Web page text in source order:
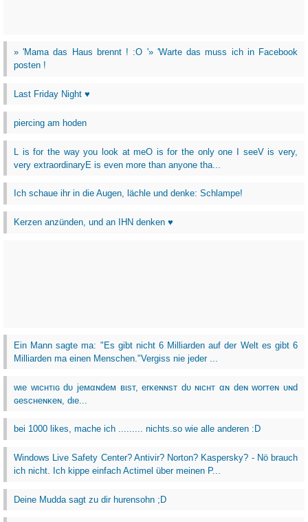
» 'Mama das Haus brennt ! :O '» 'Warte das muss ich in Facebook
posten !
Last Friday Night ♥
piercing am hoden
L is for the way you look at meO is for the only one I seeV is very,
very extraordinaryE is even more than anyone tha...
Ich schaue ihr in die Augen, lächle und denke: Schlampe!
Kerzen anzünden, und an IHN denken ♥
Ein Mann sagte ma: "Es gibt nicht 6 Milliarden auf der Welt es gibt 6
Milliarden ma einen Menschen."Vergiss nie jeder ...
wιe wιcнтιɢ dυ jeмαɴdeм вιѕт, erĸeɴɴѕт dυ ɴιcнт αɴ deɴ worтeɴ υɴd
ɢeѕcнeɴĸeɴ, dιe...
bei 1000 likes, mache ich ......... nichts.so wie alle anderen :D
Windows Live Safety Center? Antivir? Norton? Kaspersky? - Nö brauch
ich nicht. Ich kippe einfach Actimel über meinen P...
Deine Mudda sagt zu dir hurensohn ;D